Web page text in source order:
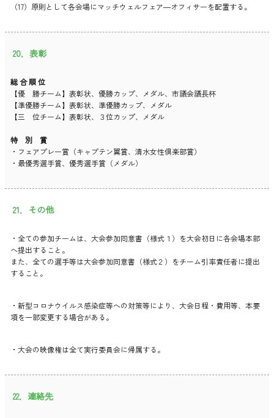
（17）原則として各会場にマッチウェルフェア―オフィサーを配置する。
20．表彰
総 合 順 位
【優 勝チーム】表彰状、優勝カップ、メダル、市議会議長杯
【準優勝チーム】表彰状、準優勝カップ、メダル
【三 位チーム】表彰状、３位カップ、メダル
特 別 賞
・フェアプレー賞（キャプテン翼賞、清水女性倶楽部賞）
・最優秀選手賞、優秀選手賞（メダル）
21．その他
・全ての参加チームは、大会参加同意書（様式１）を大会初日に各会場本部
へ提出すること。
また、全ての選手等は大会参加同意書（様式２）をチーム引率責任者に提出
すること。
・新型コロナウイルス感染症等への対策等により、大会日程・費用等、本要
項を一部変更する場合がある。
・大会の映像権は全て実行委員会に帰属する。
22．連絡先